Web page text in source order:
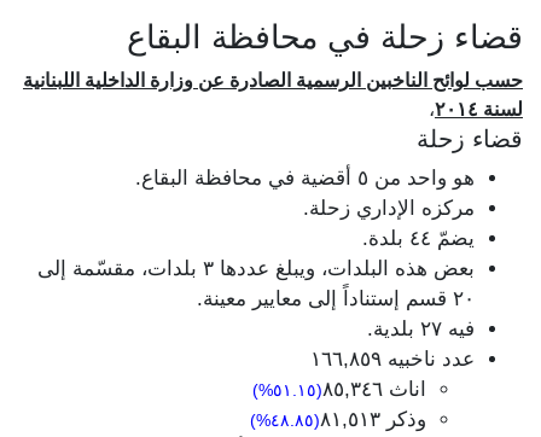
قضاء زحلة في محافظة البقاع
حسب لوائح الناخبين الرسمية الصادرة عن وزارة الداخلية اللبنانية
لسنة ٢٠١٤
،
قضاء زحلة
هو واحد من ٥ أقضية في محافظة البقاع.
مركزه الإداري زحلة.
يضمّ ٤٤ بلدة.
بعض هذه البلدات، ويبلغ عددها ٣ بلدات، مقسّمة إلى
٢٠ قسم إستناداً إلى معايير معينة.
فيه ٢٧ بلدية.
عدد ناخبيه ١٦٦,٨٥٩
اناث ٨٥,٣٤٦
(٥١.١٥%)
وذكر ٨١,٥١٣ (٤٨.٨٥%)